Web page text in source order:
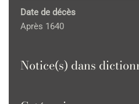
Date de décès
Après 1640
Notice(s) dans